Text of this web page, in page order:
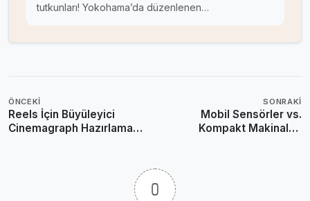
tutkunları! Yokohama’da düzenlenen…
ÖNCEKI
Reels İçin Büyüleyici
Cinemagraph Hazırlama
SONRAKI
Mobil Sensörler vs.
Kompakt Makinalar:
0